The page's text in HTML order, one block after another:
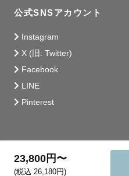
23,800円〜
(税込 26,180円)
公式SNSアカウント
Instagram
X (旧: Twitter)
Facebook
LINE
Pinterest